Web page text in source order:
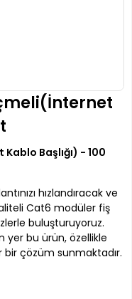
Başlığı) - 100
hızlandıracak ve
Cat6 modüler fiş
buluşturuyoruz.
yer bu ürün, özellikle
çözüm sunmaktadır.